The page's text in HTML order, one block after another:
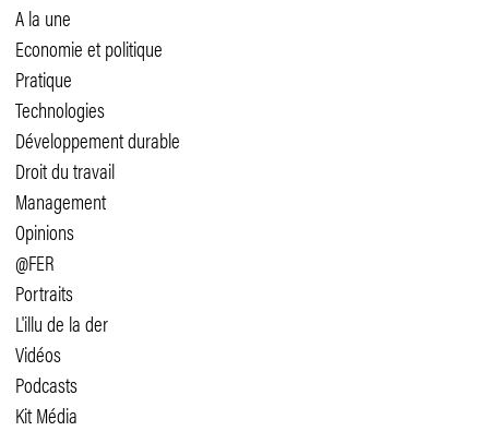
A la une
Economie et politique
Pratique
Technologies
Développement durable
Droit du travail
Management
Opinions
@FER
Portraits
L'illu de la der
Vidéos
Podcasts
Kit Média